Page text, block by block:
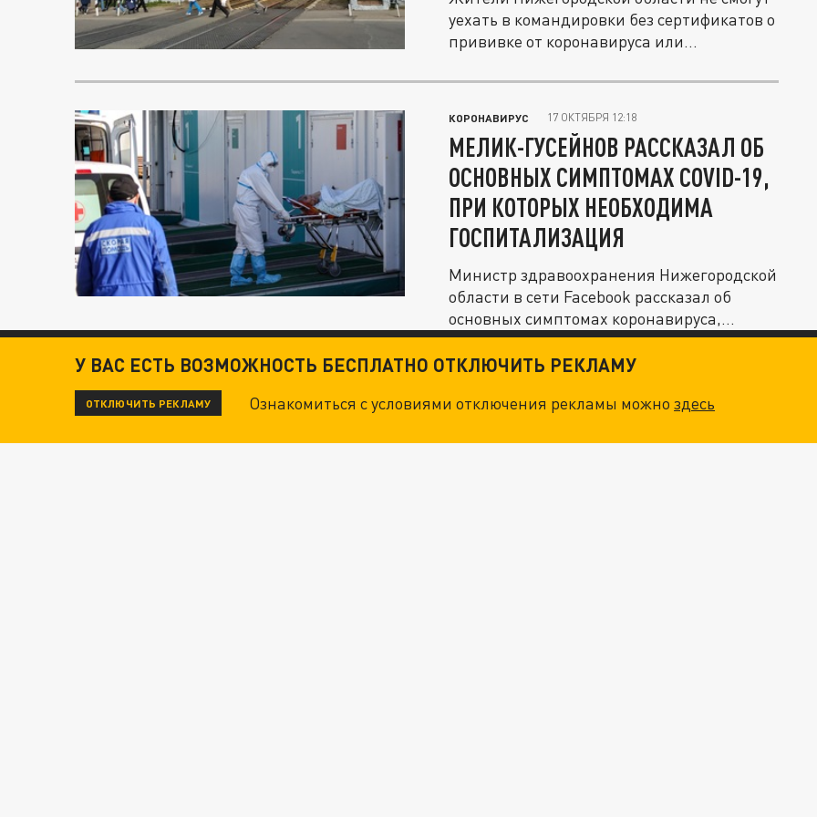
уехать в командировки без сертификатов о
прививке от коронавируса или...
КОРОНАВИРУС 17 ОКТЯБРЯ 12:18
МЕЛИК-ГУСЕЙНОВ РАССКАЗАЛ ОБ
ОСНОВНЫХ СИМПТОМАХ COVID-19,
ПРИ КОТОРЫХ НЕОБХОДИМА
ГОСПИТАЛИЗАЦИЯ
Министр здравоохранения Нижегородской
области в сети Facebook рассказал об
основных симптомах коронавируса,...
У ВАС ЕСТЬ ВОЗМОЖНОСТЬ БЕСПЛАТНО ОТКЛЮЧИТЬ РЕКЛАМУ
ОТКЛЮЧИТЬ РЕКЛАМУ Ознакомиться с условиями отключения рекламы можноздесь